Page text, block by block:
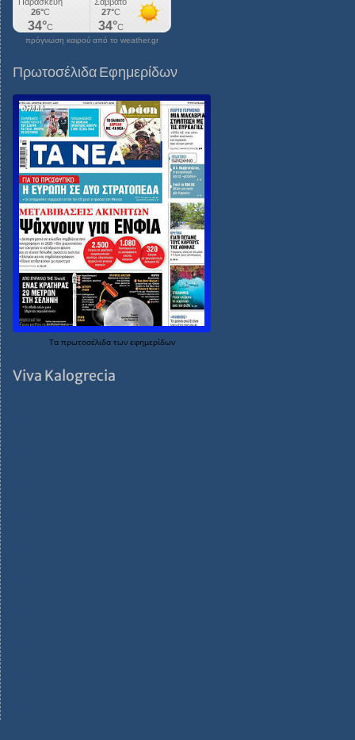
πρόγνωση καιρού από το weather.gr
Πρωτοσέλιδα Εφημερίδων
Τα πρωτοσέλιδα των εφημερίδων
Viva Kalogrecia